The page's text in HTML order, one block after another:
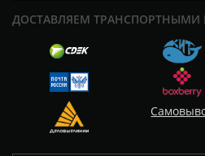
ДОСТАВЛЯЕМ